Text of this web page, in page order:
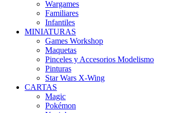
Wargames
Familiares
Infantiles
MINIATURAS
Games Workshop
Maquetas
Pinceles y Accesorios Modelismo
Pinturas
Star Wars X-Wing
CARTAS
Magic
Pokémon